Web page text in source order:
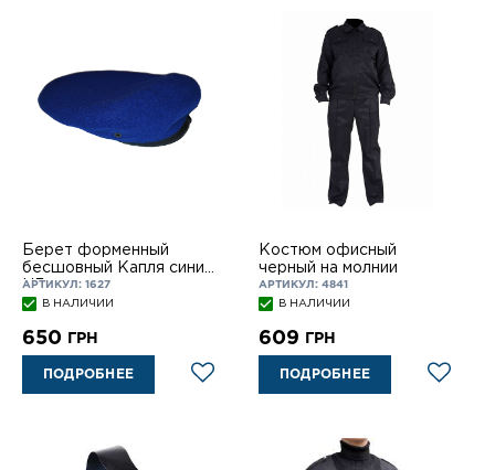
Берет форменный
бесшовный Капля синий
НГ с подкокардником
АРТИКУЛ: 1627
В НАЛИЧИИ
650 ГРН
ПОДРОБНЕЕ
Костюм офисный
черный на молнии
АРТИКУЛ: 4841
В НАЛИЧИИ
609 ГРН
ПОДРОБНЕЕ